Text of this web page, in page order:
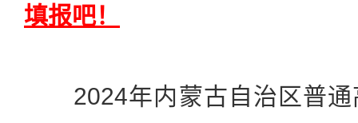
填报吧！
2024年内蒙古自治区普通